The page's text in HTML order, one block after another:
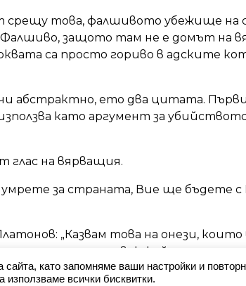
това, фалшивото убежище на
Фалшиво, защото там не е домът на
са просто гориво в адските
абстрактно, ето два цитата.
като аргумент за
на вярващия.
за страната, Вие ще бъдете с
„Казвам това на онези,
на един нечовек, който ще се
на суетата си ще пожертва
като запомняме ваши настройки и
използваме всички бисквитки.